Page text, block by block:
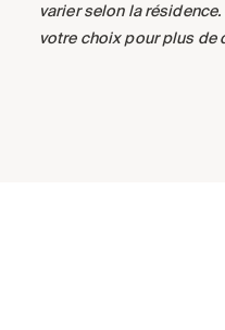
varier selon la
votre choix pour plus de